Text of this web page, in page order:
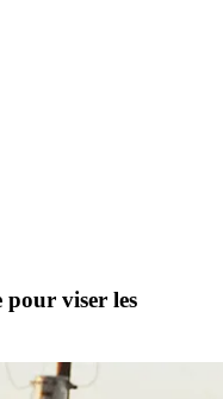
viser les